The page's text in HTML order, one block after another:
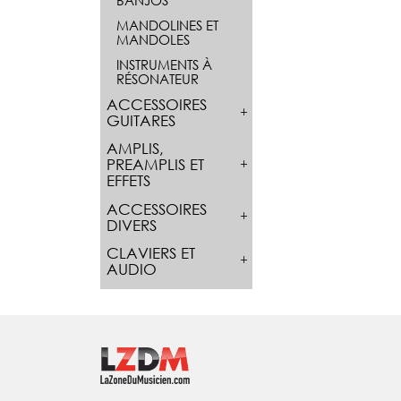
MANDOLINES ET
MANDOLES
INSTRUMENTS À
RÉSONATEUR
ACCESSOIRES
GUITARES
AMPLIS,
PREAMPLIS ET
EFFETS
ACCESSOIRES
DIVERS
CLAVIERS ET
AUDIO